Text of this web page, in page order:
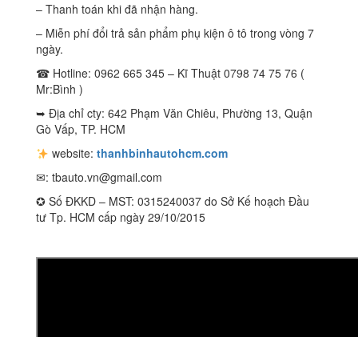
– Thanh toán khi đã nhận hàng.
– Miễn phí đổi trả sản phẩm phụ kiện ô tô trong vòng 7
ngày.
☎ Hotline: 0962 665 345 – Kĩ Thuật 0798 74 75 76 (
Mr:Bình )
➥ Địa chỉ cty: 642 Phạm Văn Chiêu, Phường 13, Quận
Gò Vấp, TP. HCM
website: thanhbinhautohcm.com
✉: tbauto.vn@gmail.com
✪ Số ĐKKD – MST: 0315240037 do Sở Kế hoạch Đầu
tư Tp. HCM cấp ngày 29/10/2015